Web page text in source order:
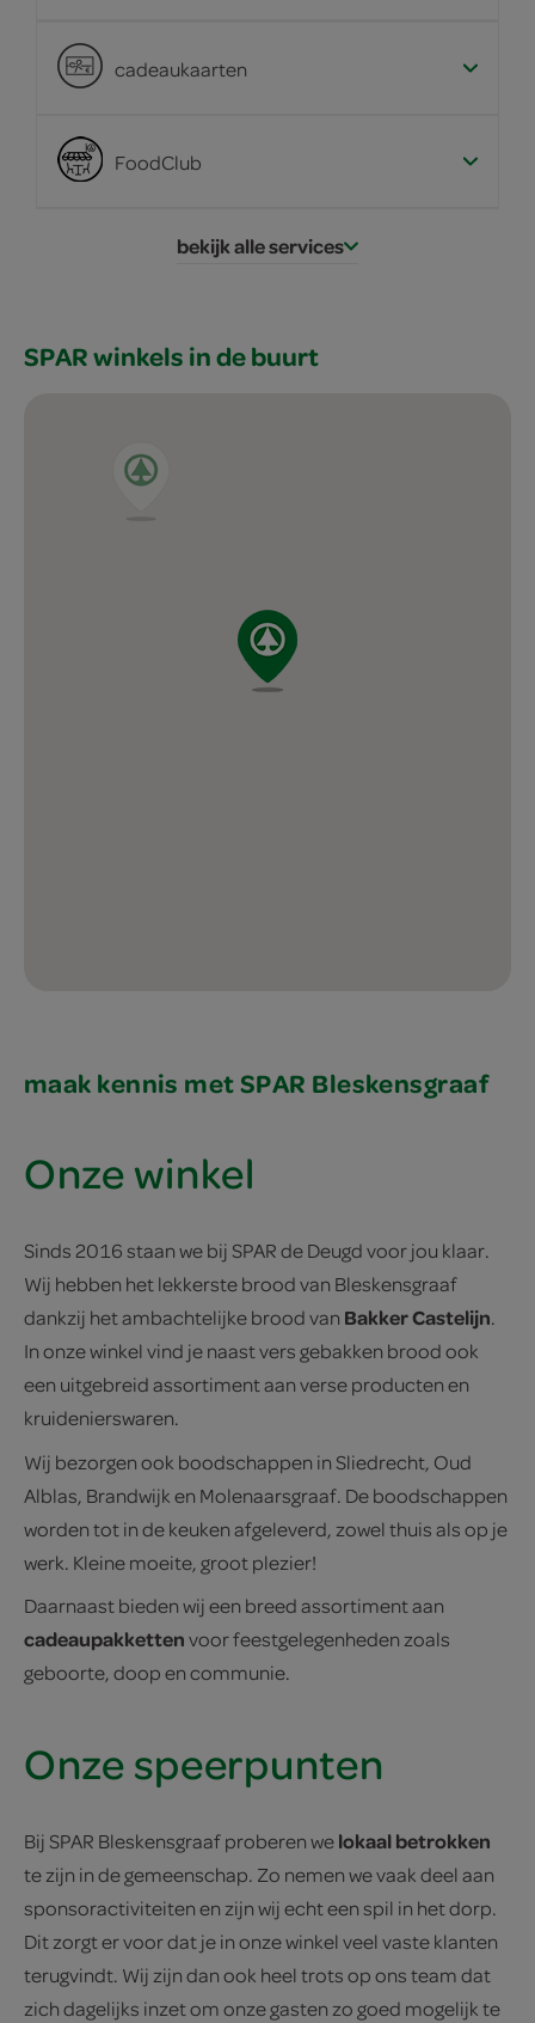
cadeaukaarten
FoodClub
bekijk alle services
SPAR winkels in de buurt
maak kennis met SPAR Bleskensgraaf
Onze winkel
Sinds 2016 staan we bij SPAR de Deugd voor jou klaar.
Wij hebben het lekkerste brood van Bleskensgraaf
dankzij het ambachtelijke brood van Bakker Castelijn.
In onze winkel vind je naast vers gebakken brood ook
een uitgebreid assortiment aan verse producten en
kruidenierswaren.
Wij bezorgen ook boodschappen in Sliedrecht, Oud
Alblas, Brandwijk en Molenaarsgraaf. De boodschappen
worden tot in de keuken afgeleverd, zowel thuis als op je
werk. Kleine moeite, groot plezier!
Daarnaast bieden wij een breed assortiment aan
cadeaupakkettenvoor feestgelegenheden zoals
geboorte, doop en communie.
Onze speerpunten
Bij SPAR Bleskensgraaf proberen welokaal betrokken
te zijn in de gemeenschap. Zo nemen we vaak deel aan
sponsoractiviteiten en zijn wij echt een spil in het dorp.
Dit zorgt er voor dat je in onze winkel veel vaste klanten
terugvindt. Wij zijn dan ook heel trots op ons team dat
zich dagelijks inzet om onze gasten zo goed mogelijk te